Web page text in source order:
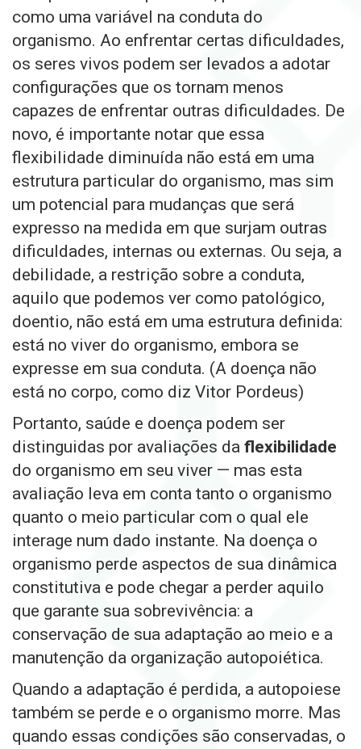
como uma variável na conduta do
organismo. Ao enfrentar certas dificuldades,
os seres vivos podem ser levados a adotar
configurações que os tornam menos
capazes de enfrentar outras dificuldades. De
novo, é importante notar que essa
flexibilidade diminuída não está em uma
estrutura particular do organismo, mas sim
um potencial para mudanças que será
expresso na medida em que surjam outras
dificuldades, internas ou externas. Ou seja, a
debilidade, a restrição sobre a conduta,
aquilo que podemos ver como patológico,
doentio, não está em uma estrutura definida:
está no viver do organismo, embora se
expresse em sua conduta. (A doença não
está no corpo, como diz Vitor Pordeus)
Portanto, saúde e doença podem ser
distinguidas por avaliações da flexibilidade
do organismo em seu viver — mas esta
avaliação leva em conta tanto o organismo
quanto o meio particular com o qual ele
interage num dado instante. Na doença o
organismo perde aspectos de sua dinâmica
constitutiva e pode chegar a perder aquilo
que garante sua sobrevivência: a
conservação de sua adaptação ao meio e a
manutenção da organização autopoiética.
Quando a adaptação é perdida, a autopoiese
também se perde e o organismo morre. Mas
quando essas condições são conservadas, o